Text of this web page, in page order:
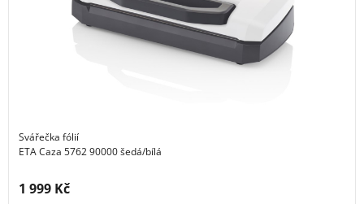
Svářečka fólií
ETA Caza 5762 90000 šedá/bílá
Cena s DPH:
1 999 Kč